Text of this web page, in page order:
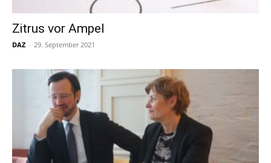
Zitrus vor Ampel
DAZ - 29. September 2021